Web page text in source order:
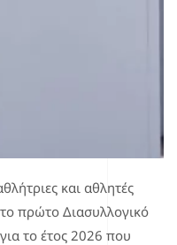
και αθλητές
πρώτο Διασυλλογικό
το έτος 2026 που